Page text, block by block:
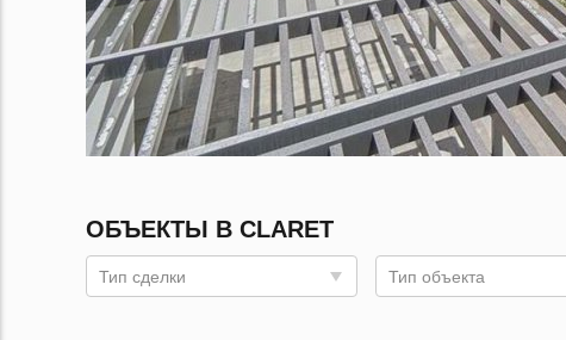
ОБЪЕКТЫ В CLARET
Тип сделки Тип объекта